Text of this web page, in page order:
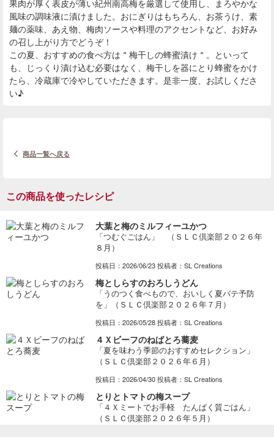
果肉が厚く表皮が薄い紀州南高梅を厳選して使用し、まろやかな
風味の調味液に漬けました。おにぎりはもちろん、お茶うけ、素
麺の薬味、あえ物、梅肉ソースや料理のアクセントなど、お好み
の召し上がり方でどうぞ！
この夏、おすすめの食べ方は＂梅干しの蜂蜜漬け＂。といって
も、じっくり漬け込む必要はなく、梅干しを器にとり蜂蜜をかけ
たら、冷蔵庫で冷やしていただきます。是非一度、お試しくださ
い♪
商品一覧へ戻る
この商品を使ったレシピ
大葉と梅のミルフィーユかつ
「つむぐごはん」 （ＳＬＣ倶楽部２０２６年
８月）
投稿日：2026/06/23 投稿者：SL Creations
梅としらすのおろしうどん
「うのつく食べもので、おいしく夏バテ予防
を」（ＳＬＣ倶楽部２０２６年７月）
投稿日：2026/05/28 投稿者：SL Creations
４Ｘビーフのねばとろ蕎麦
「夏を味わう季節のおすすめセレクション」
（ＳＬＣ倶楽部２０２６年６月）
投稿日：2026/04/30 投稿者：SL Creations
とりとトマトの梅スープ
「４Ｘミートでお手軽 たんぱく質ごはん」
（ＳＬＣ倶楽部２０２６年５月）